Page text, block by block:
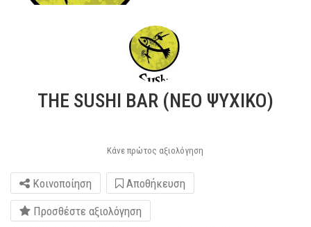
THE SUSHI BAR (ΝΕΟ ΨΥΧΙΚΟ)
Κάνε πρώτος αξιολόγηση
Κοινοποίηση
Αποθήκευση
Προσθέστε αξιολόγηση